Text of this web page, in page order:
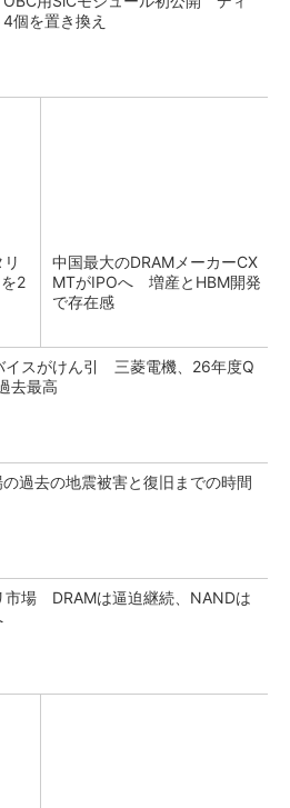
個を置き換え
2
中国最大のDRAMメーカーCX
MTがIPOへ 増産とHBM開発
で存在感
イスがけん引 三菱電機、26年度Q
去最高
過去の地震被害と復旧までの時間
市場 DRAMは逼迫継続、NANDは